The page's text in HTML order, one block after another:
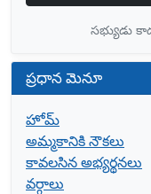
సభ్యుడు
ప్రధాన మెనూ
హోమ్
అమ్మకానికి నౌకలు
కావలసిన అభ్యర్థనలు
వర్గాలు